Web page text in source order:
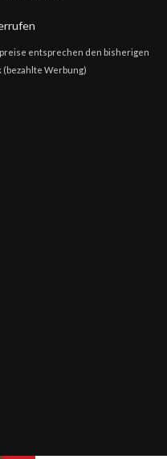
entsprechen den bisherigen
(bezahlte Werbung)